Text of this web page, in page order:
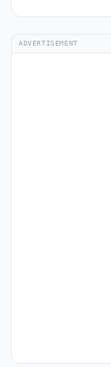
ADVERTISEMENT